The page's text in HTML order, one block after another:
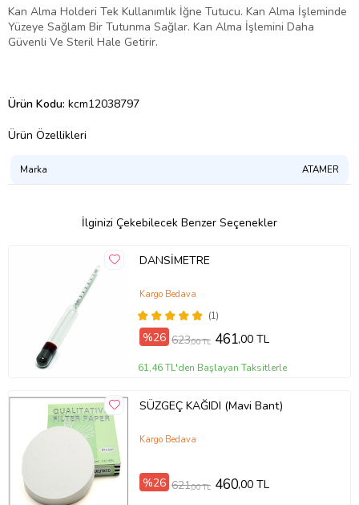
Kan Alma Holderi Tek Kullanımlık İğne Tutucu. Kan Alma İşleminde
Yüzeye Sağlam Bir Tutunma Sağlar. Kan Alma İşlemini Daha
Güvenli Ve Steril Hale Getirir.
Ürün Kodu: kcm12038797
Ürün Özellikleri
Marka ATAMER
İlginizi Çekebilecek Benzer Seçenekler
DANSİMETRE
(1)
Kargo Bedava
%26 623,00 TL 461,00 TL
61,46 TL'den Başlayan Taksitlerle
SÜZGEÇ KAĞIDI (Mavi Bant)
Kargo Bedava
%26 621,00 TL 460,00 TL